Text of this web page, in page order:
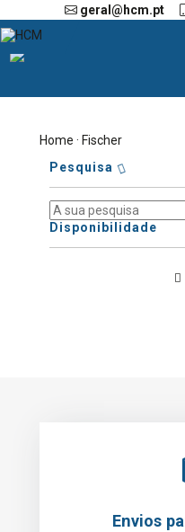
geral@hcm.pt
Home · Fischer
Pesquisa
Disponibilidade
Envios